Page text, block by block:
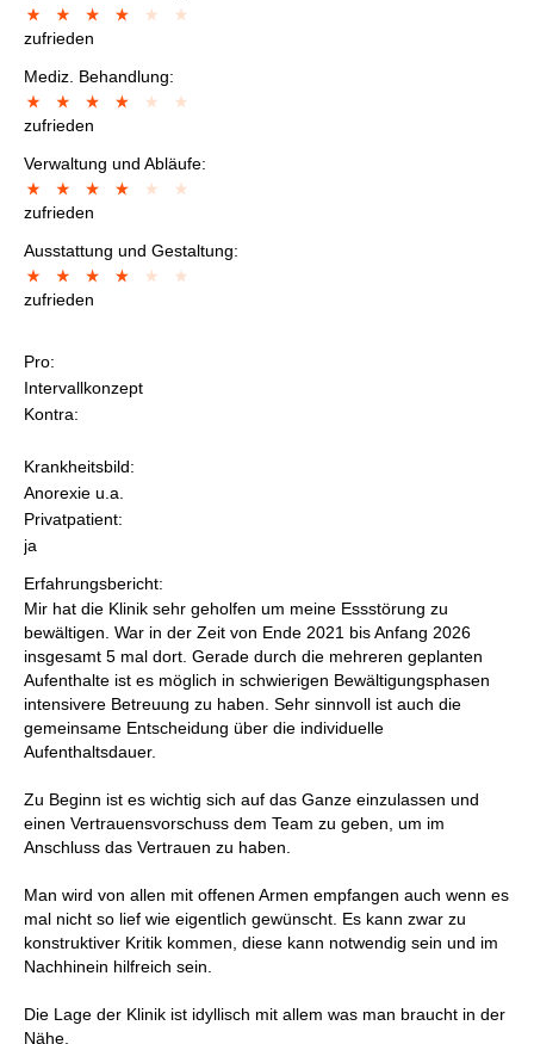
zufrieden
Mediz. Behandlung:
zufrieden
Verwaltung und Abläufe:
zufrieden
Ausstattung und Gestaltung:
zufrieden
Pro:
Intervallkonzept
Kontra:
Krankheitsbild:
Anorexie u.a.
Privatpatient:
ja
Erfahrungsbericht:
Mir hat die Klinik sehr geholfen um meine Essstörung zu
bewältigen. War in der Zeit von Ende 2021 bis Anfang 2026
insgesamt 5 mal dort. Gerade durch die mehreren geplanten
Aufenthalte ist es möglich in schwierigen Bewältigungsphasen
intensivere Betreuung zu haben. Sehr sinnvoll ist auch die
gemeinsame Entscheidung über die individuelle
Aufenthaltsdauer.
Zu Beginn ist es wichtig sich auf das Ganze einzulassen und
einen Vertrauensvorschuss dem Team zu geben, um im
Anschluss das Vertrauen zu haben.
Man wird von allen mit offenen Armen empfangen auch wenn es
mal nicht so lief wie eigentlich gewünscht. Es kann zwar zu
konstruktiver Kritik kommen, diese kann notwendig sein und im
Nachhinein hilfreich sein.
Die Lage der Klinik ist idyllisch mit allem was man braucht in der
Nähe.